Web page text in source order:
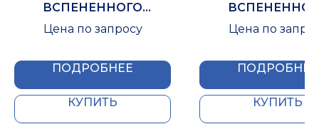
ВСПЕНЕННОГО
КАУЧУКА IZOMIR 19X125
Цена по запросу
ПОДРОБНЕЕ
КУПИТЬ
КАУЧУКА IZOMIR
Цена по
ПОДРОБНЕЕ
КУПИТЬ